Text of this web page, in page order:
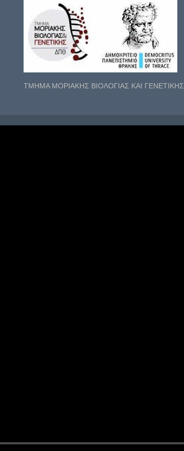
ΤΜΗΜΑ ΜΟΡΙΑΚΗΣ ΒΙΟΛΟΓΙΑΣ ΚΑΙ ΓΕΝΕΤΙΚΗΣ